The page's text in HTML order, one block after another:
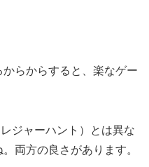
らからすると、楽なゲー
ジャーハント）とは異な
両方の良さがあります。